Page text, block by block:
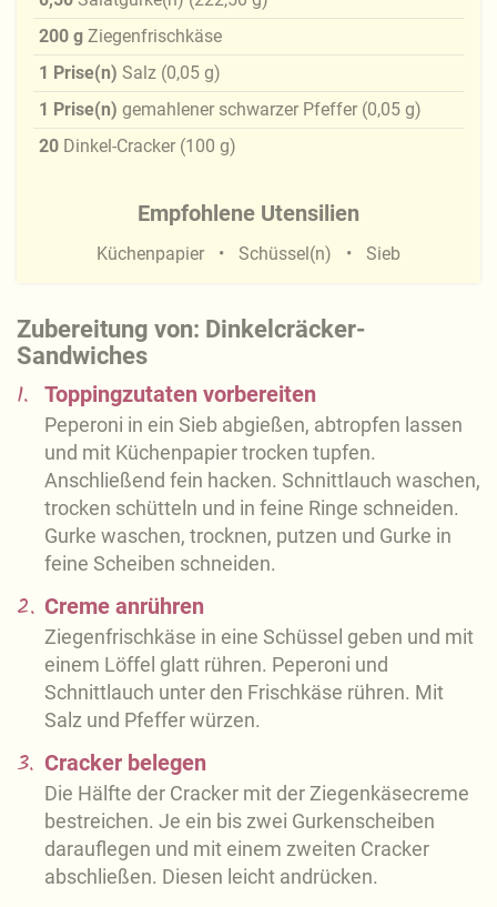
Zubereitung von: Dinkelcräcker-
Sandwiches
1. Toppingzutaten vorbereiten
Peperoni in ein Sieb abgießen, abtropfen lassen
und mit Küchenpapier trocken tupfen.
Anschließend fein hacken. Schnittlauch waschen,
trocken schütteln und in feine Ringe schneiden.
Gurke waschen, trocknen, putzen und Gurke in
feine Scheiben schneiden.
2. Creme anrühren
Ziegenfrischkäse in eine Schüssel geben und mit
einem Löffel glatt rühren. Peperoni und
Schnittlauch unter den Frischkäse rühren. Mit
Salz und Pfeffer würzen.
3. Cracker belegen
Die Hälfte der Cracker mit der Ziegenkäsecreme
bestreichen. Je ein bis zwei Gurkenscheiben
darauflegen und mit einem zweiten Cracker
abschließen. Diesen leicht andrücken.
200 g Ziegenfrischkäse
1 Prise(n) Salz (0,05 g)
1 Prise(n) gemahlener schwarzer Pfeffer (0,05 g)
20 Dinkel-Cracker (100 g)
Empfohlene Utensilien
Küchenpapier Schüssel(n) Sieb